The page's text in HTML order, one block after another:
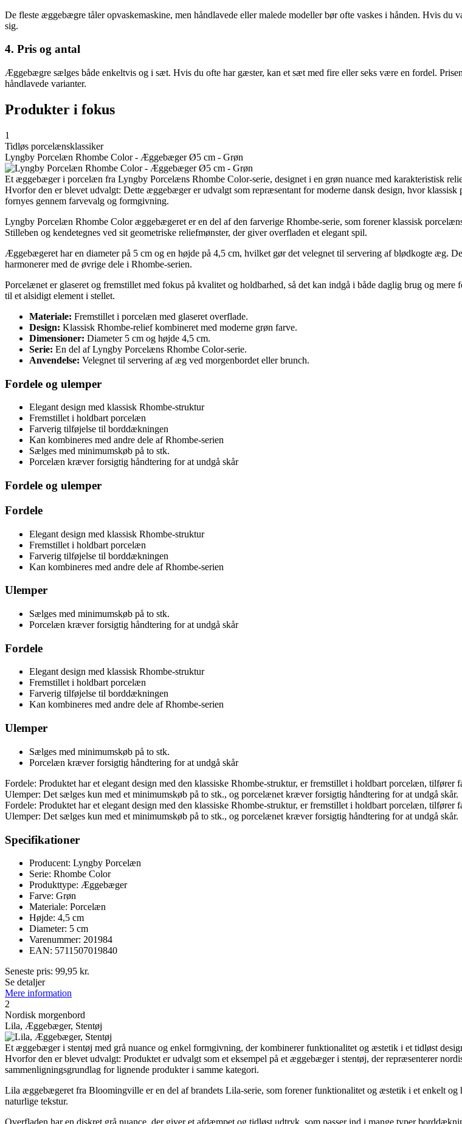
De fleste æggebægre tåler opvaskemaskine, men håndlavede eller malede modeller bør ofte vaskes i hånden. Hvis
sig.
4. Pris og antal
Æggebægre sælges både enkeltvis og i sæt. Hvis du ofte har gæster, kan et sæt med fire eller seks være en fordel.
håndlavede varianter.
Produkter i fokus
1
Tidløs porcelænsklassiker
Lyngby Porcelæn Rhombe Color - Æggebæger Ø5 cm - Grøn
Et æggebæger i porcelæn fra Lyngby Porcelæns Rhombe Color-serie, designet i en grøn nuance med karakteristisk
Hvorfor den er blevet udvalgt: Dette æggebæger er udvalgt som repræsentant for moderne dansk design, hvor
fornyes gennem farvevalg og formgivning.
Lyngby Porcelæn Rhombe Color æggebægeret er en del af den farverige Rhombe-serie, som forener klassisk
Stilleben og kendetegnes ved sit geometriske reliefmønster, der giver overfladen et elegant spil.
Æggebægeret har en diameter på 5 cm og en højde på 4,5 cm, hvilket gør det velegnet til servering af blødkogte æg.
harmonerer med de øvrige dele i Rhombe-serien.
Porcelænet er glaseret og fremstillet med fokus på kvalitet og holdbarhed, så det kan indgå i både daglig brug og
til et alsidigt element i stellet.
Materiale: Fremstillet i porcelæn med glaseret overflade.
Design: Klassisk Rhombe-relief kombineret med moderne grøn farve.
Dimensioner: Diameter 5 cm og højde 4,5 cm.
Serie: En del af Lyngby Porcelæns Rhombe Color-serie.
Anvendelse: Velegnet til servering af æg ved morgenbordet eller brunch.
Fordele og ulemper
Elegant design med klassisk Rhombe-struktur
Fremstillet i holdbart porcelæn
Farverig tilføjelse til borddækningen
Kan kombineres med andre dele af Rhombe-serien
Sælges med minimumskøb på to stk.
Porcelæn kræver forsigtig håndtering for at undgå skår
Fordele og ulemper
Fordele
Elegant design med klassisk Rhombe-struktur
Fremstillet i holdbart porcelæn
Farverig tilføjelse til borddækningen
Kan kombineres med andre dele af Rhombe-serien
Ulemper
Sælges med minimumskøb på to stk.
Porcelæn kræver forsigtig håndtering for at undgå skår
Fordele
Elegant design med klassisk Rhombe-struktur
Fremstillet i holdbart porcelæn
Farverig tilføjelse til borddækningen
Kan kombineres med andre dele af Rhombe-serien
Ulemper
Sælges med minimumskøb på to stk.
Porcelæn kræver forsigtig håndtering for at undgå skår
Fordele: Produktet har et elegant design med den klassiske Rhombe-struktur, er fremstillet i holdbart porcelæn,
Ulemper: Det sælges kun med et minimumskøb på to stk., og porcelænet kræver forsigtig håndtering for at undgå skår.
Fordele: Produktet har et elegant design med den klassiske Rhombe-struktur, er fremstillet i holdbart porcelæn,
Ulemper: Det sælges kun med et minimumskøb på to stk., og porcelænet kræver forsigtig håndtering for at undgå skår.
Specifikationer
Producent: Lyngby Porcelæn
Serie: Rhombe Color
Produkttype: Æggebæger
Farve: Grøn
Materiale: Porcelæn
Højde: 4,5 cm
Diameter: 5 cm
Varenummer: 201984
EAN: 5711507019840
Seneste pris: 99,95 kr.
Se detaljer
Mere information
2
Nordisk morgenbord
Lila, Æggebæger, Stentøj
Et æggebæger i stentøj med grå nuance og enkel formgivning, der kombinerer funktionalitet og æstetik i et tidløst
Hvorfor den er blevet udvalgt: Produktet er udvalgt som et eksempel på et æggebæger i stentøj, der repræsenterer
sammenligningsgrundlag for lignende produkter i samme kategori.
Lila æggebægeret fra Bloomingville er en del af brandets Lila-serie, som forener funktionalitet og æstetik i et enkelt
naturlige tekstur.